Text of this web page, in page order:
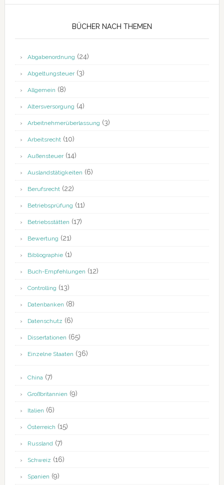
BÜCHER NACH THEMEN
Abgabenordnung (24)
Abgeltungsteuer(3)
Allgemein (8)
Altersversorgung (4)
Arbeitnehmerüberlassung (3)
Arbeitsrecht(10)
Außensteuer(14)
Auslandstätigkeiten (6)
Berufsrecht(22)
Betriebsprüfung (11)
Betriebsstätten (17)
Bewertung (21)
Bibliographie(1)
Buch-Empfehlungen (12)
Controlling (13)
Datenbanken (8)
Datenschutz (6)
Dissertationen (65)
Einzelne Staaten (36)
China(7)
Großbritannien (9)
Italien (6)
Österreich (15)
Russland(7)
Schweiz (16)
Spanien (9)